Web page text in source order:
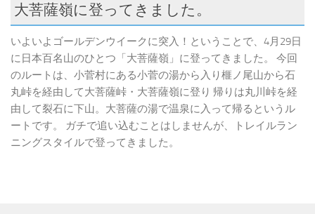
大菩薩嶺に登ってきました。
いよいよゴールデンウイークに突入！ということで、4月29日
に日本百名山のひとつ「大菩薩嶺」に登ってきました。 今回
のルートは、小菅村にある小菅の湯から入り榧ノ尾山から石
丸峠を経由して大菩薩峠・大菩薩嶺に登り 帰りは丸川峠を経
由して裂石に下山。大菩薩の湯で温泉に入って帰るというル
ートです。 ガチで追い込むことはしませんが、トレイルラン
ニングスタイルで登ってきました。